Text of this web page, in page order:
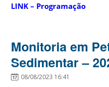
LINK – Programação
Monitoria em
Sedimentar –
08/08/2023 16:41